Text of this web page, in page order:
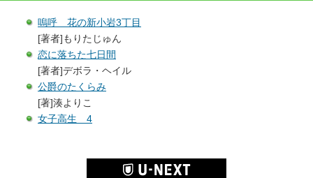
嗚呼 花の新小岩3丁目
[著者]もりたじゅん
恋に落ちた七日間
[著者]デボラ・ヘイル
公爵のたくらみ
[著]湊よりこ
女子高生 4